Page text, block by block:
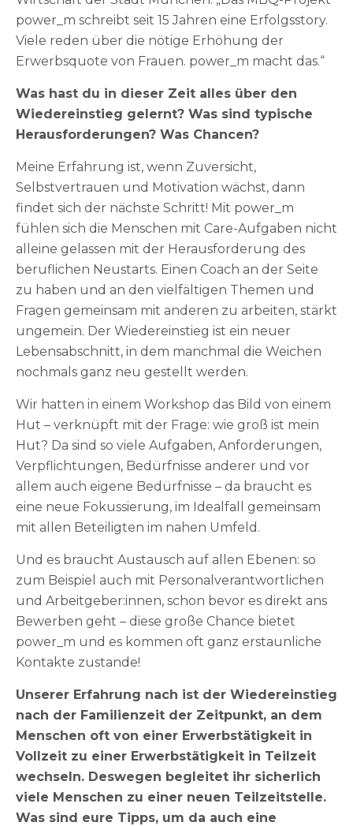
power_m schreibt seit 15 Jahren eine Erfolgsstory.
Viele reden über die nötige Erhöhung der
Erwerbsquote von Frauen. power_m macht das.“
Was hast du in dieser Zeit alles über den
Wiedereinstieg gelernt? Was sind typische
Herausforderungen? Was Chancen?
Meine Erfahrung ist, wenn Zuversicht,
Selbstvertrauen und Motivation wächst, dann
findet sich der nächste Schritt! Mit power_m
fühlen sich die Menschen mit Care-Aufgaben nicht
alleine gelassen mit der Herausforderung des
beruflichen Neustarts. Einen Coach an der Seite
zu haben und an den vielfältigen Themen und
Fragen gemeinsam mit anderen zu arbeiten, stärkt
ungemein. Der Wiedereinstieg ist ein neuer
Lebensabschnitt, in dem manchmal die Weichen
nochmals ganz neu gestellt werden.
Wir hatten in einem Workshop das Bild von einem
Hut – verknüpft mit der Frage: wie groß ist mein
Hut? Da sind so viele Aufgaben, Anforderungen,
Verpflichtungen, Bedürfnisse anderer und vor
allem auch eigene Bedürfnisse – da braucht es
eine neue Fokussierung, im Idealfall gemeinsam
mit allen Beteiligten im nahen Umfeld.
Und es braucht Austausch auf allen Ebenen: so
zum Beispiel auch mit Personalverantwortlichen
und Arbeitgeber:innen, schon bevor es direkt ans
Bewerben geht – diese große Chance bietet
power_m und es kommen oft ganz erstaunliche
Kontakte zustande!
Unserer Erfahrung nach ist der Wiedereinstieg
nach der Familienzeit der Zeitpunkt, an dem
Menschen oft von einer Erwerbstätigkeit in
Vollzeit zu einer Erwerbstätigkeit in Teilzeit
wechseln. Deswegen begleitet ihr sicherlich
viele Menschen zu einer neuen Teilzeitstelle.
Was sind eure Tipps, um da auch eine